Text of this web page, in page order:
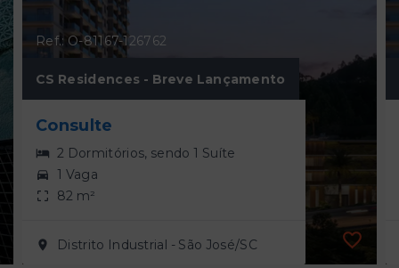
Ref.: O-81167-126762
CS Residences - Breve Lançamento
Consulte
2 Dormitórios, sendo 1 Suíte
1 Vaga
82 m²
Distrito Industrial - São José/SC